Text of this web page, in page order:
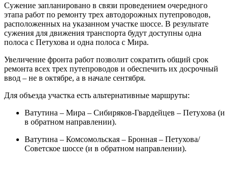
Сужение запланировано в связи проведением очередного
этапа работ по ремонту трех автодорожных путепроводов,
расположенных на указанном участке шоссе. В результате
сужения для движения транспорта будут доступны одна
полоса с Петухова и одна полоса с Мира.
Увеличение фронта работ позволит сократить общий срок
ремонта всех трех путепроводов и обеспечить их досрочный
ввод – не в октябре, а в начале сентября.
Для объезда участка есть альтернативные маршруты:
Ватутина – Мира – Сибиряков-Гвардейцев – Петухова (и
в обратном направлении).
Ватутина – Комсомольская – Бронная – Петухова/
Советское шоссе (и в обратном направлении).